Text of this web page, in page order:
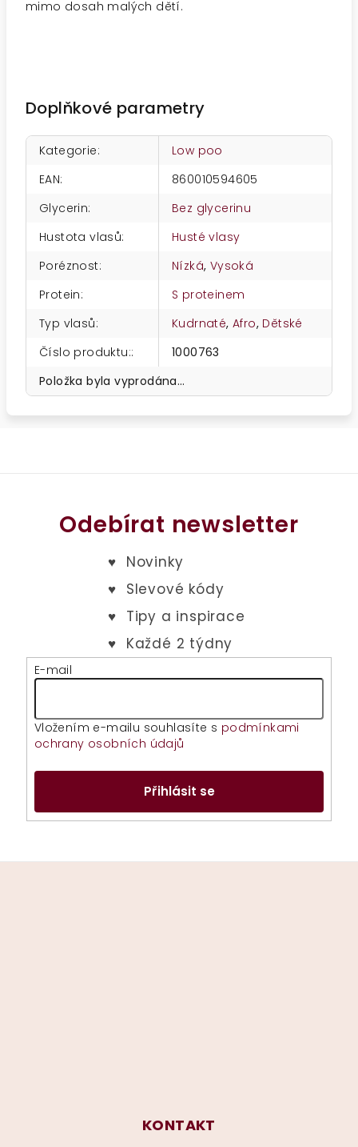
mimo dosah malých dětí.
Doplňkové parametry
Kategorie:
Low poo
EAN:
860010594605
Glycerin:
Bez glycerinu
Hustota vlasů:
Husté vlasy
Poréznost: Nízká, Vysoká
Protein:
S proteinem
Typ vlasů: Kudrnaté,Afro, Dětské
Číslo produktu::
1000763
Položka byla vyprodána…
Odebírat newsletter
E-mail
Vložením e-mailu souhlasíte s podmínkami
ochrany osobních údajů
Přihlásit se
KONTAKT